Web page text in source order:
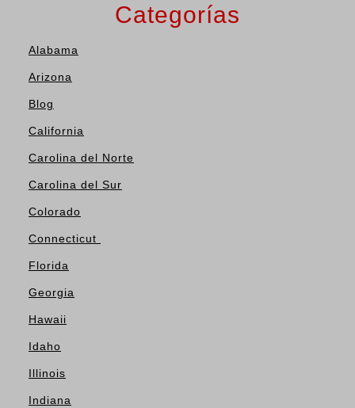
Categorías
Alabama
Arizona
Blog
California
Carolina del Norte
Carolina del Sur
Colorado
Connecticut
Florida
Georgia
Hawaii
Idaho
Illinois
Indiana